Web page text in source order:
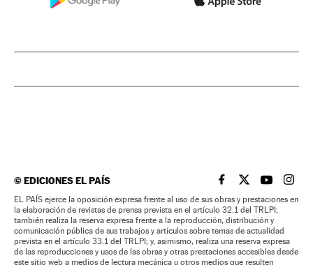
©EDICIONES EL PAÍS EL PAÍS BRASIL EN
EL PAÍSEL PAÍS
EL
EL PAÍS ejerce la oposición expresa frente al uso de sus obras y prestaciones en
la elaboración de revistas de prensa prevista en el artículo 32.1 del TRLPI;
también realiza la reserva expresa frente a la reproducción, distribución y
comunicación pública de sus trabajos y artículos sobre temas de actualidad
prevista en el artículo 33.1 del TRLPI; y, asimismo, realiza una reserva expresa
de las reproducciones y usos de las obras y otras prestaciones accesibles desde
este sitio web a medios de lectura mecánica u otros medios que resulten